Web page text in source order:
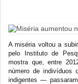
A miséria voltou a
pelo Instituto de
mostra que, entre
número de indivíduos
indigentes —